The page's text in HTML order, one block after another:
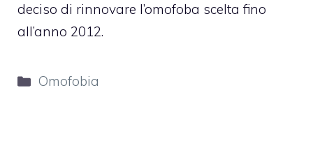
deciso di rinnovare l’omofoba scelta fino
all’anno 2012.
Categorie
Omofobia